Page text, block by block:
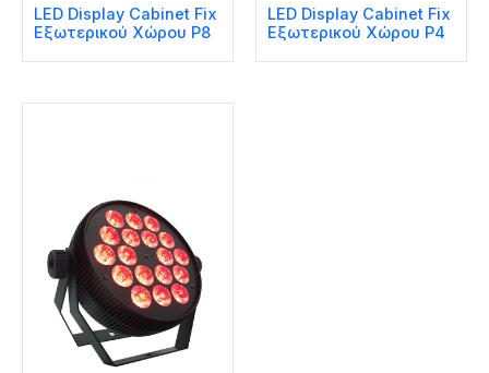
LED Display Cabinet Fix
Εξωτερικού Χώρου P8
LED Display Cabinet Fix
Εξωτερικού Χώρου P4